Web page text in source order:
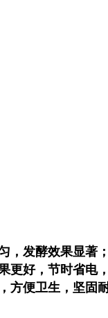
，发酵效果显著
更好，节时省电
便卫生，坚固